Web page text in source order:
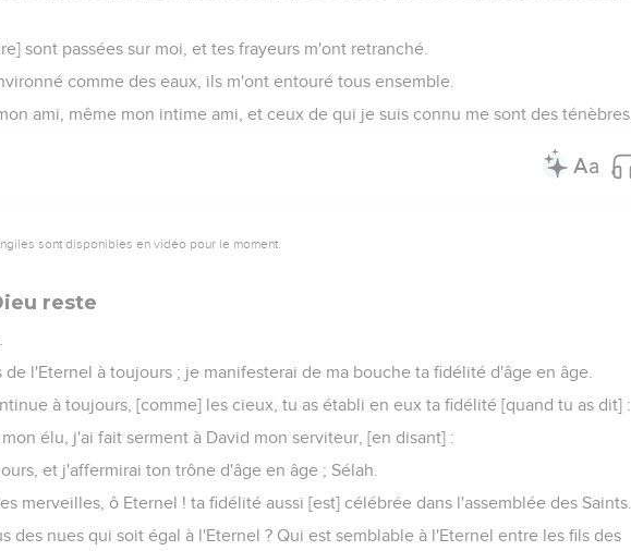
sont passées sur moi, et tes frayeurs m'ont retranché.
comme des eaux, ils m'ont entouré tous ensemble.
ami, même mon intime ami, et ceux de qui je suis connu me sont des ténèbres.
sont disponibles en vidéo pour le moment.
reste
l'Eternel à toujours ; je manifesterai de ma bouche ta fidélité d'âge en âge.
à toujours, [comme] les cieux, tu as établi en eux ta fidélité [quand tu as dit] :
élu, j'ai fait serment à David mon serviteur, [en disant] :
et j'affermirai ton trône d'âge en âge ; Sélah.
merveilles, ô Eternel ! ta fidélité aussi [est] célébrée dans l'assemblée des Saints.
des nues qui soit égal à l'Eternel ? Qui est semblable à l'Eternel entre les fils des